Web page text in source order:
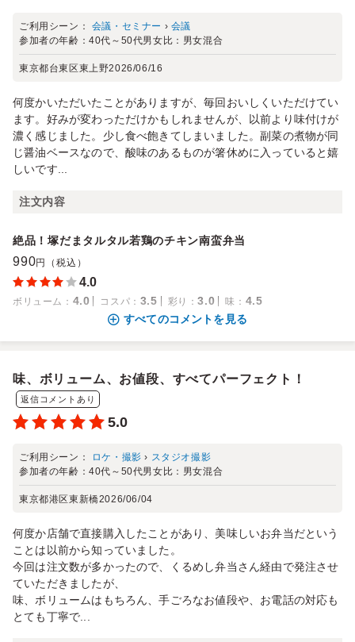
ご利用シーン： 会議・セミナー › 会議
参加者の年齢：40代～50代男女比： 男女混合
東京都台東区東上野2026/06/16
何度かいただいたことがありますが、毎回おいしくいただけてい
ます。好みが変わっただけかもしれませんが、以前より味付けが
濃く感じました。少し食べ飽きてしまいました。副菜の煮物が同
じ醤油ベースなので、酸味のあるものが箸休めに入っていると嬉
しいです...
注文内容
絶品！塚だまタルタル若鶏のチキン南蛮弁当
990円（税込）
4.0
ボリューム ： 4.0 コスパ ： 3.5 彩り ：3.0 味 ： 4.5
すべてのコメントを見る
味、ボリューム、お値段、すべてパーフェクト！
返信コメントあり
5.0
ご利用シーン： ロケ・撮影 › スタジオ撮影
参加者の年齢：40代～50代男女比： 男女混合
東京都港区東新橋2026/06/04
何度か店舗で直接購入したことがあり、美味しいお弁当だという
ことは以前から知っていました。
今回は注文数が多かったので、くるめし弁当さん経由で発注させ
ていただきましたが、
味、ボリュームはもちろん、手ごろなお値段や、お電話の対応も
とても丁寧で...